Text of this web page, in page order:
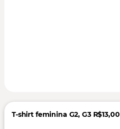
T-shirt feminina G2, G3 R$13,00